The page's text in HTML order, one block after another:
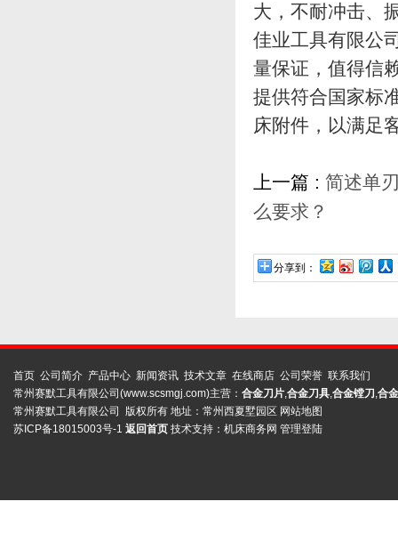
大，不耐冲击、
佳业工具有限公
量保证，值得信
提供符合国家标
床附件，以满足
上一篇 : 简述单
么要求？
分享到：
首页 公司简介 产品中心 新闻资讯 技术文章 在线商店 公司荣誉 联系我们
常州赛默工具有限公司(www.scsmgj.com)主营： 合金刀片,合金刀具,合金镗刀 ,合
常州赛默工具有限公司 版权所有 地址：常州西夏墅园区 网站地图
苏ICP备18015003号-1 返回首页 技术支持： 机床商务网 管理登陆